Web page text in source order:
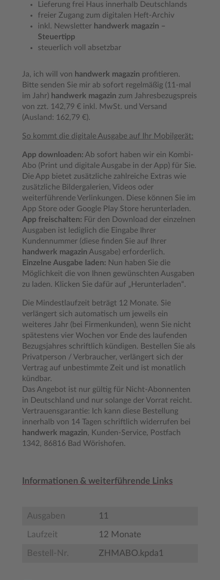
Lieferung frei Haus innerhalb Deutschlands
freier Zugang zum digitalen Heft-Archiv
inkl. Newsletter handwerk magazin –
Steuertipp
steuerlich voll absetzbar
Ja, ich will von handwerk magazin profitieren.
Bitte senden Sie mir ab sofort regelmäßig (11-mal
im Jahr) handwerk magazin zum Jahresbezugspreis
von zzt. 142,79 € inkl. MwSt. und Versand
(Ausland: 162,79 €).
So kommt die digitale Ausgabe auf Ihr Mobilgerät:
App downloaden: Ab sofort haben wir ein Kombi-
Abo (Print und digitale Ausgabe in der App) für Sie.
Die App bietet zusätzliche zahlreiche Extras wie
zusätzliche Bildergalerien, Videos oder
weiterführende Verlinkungen. Diese können Sie im
App Store oder Google Play Store herunterladen.
App freischalten: Für den Download der einzelnen
Ausgaben ist lediglich die Eingabe Ihrer
Kundennummer (diese finden Sie auf Ihrer
handwerk magazin Ausgabe) erforderlich.
Einzelne Ausgabe laden: Nun haben Sie die
Möglichkeit die von Ihnen gewünschten Ausgaben
zu laden. Klicken Sie dafür auf „Herunterladen“.
Die Mindestlaufzeit beträgt 12 Monate. Sie
verlängert sich automatisch um jeweils ein
weiteres Jahr (bei Firmenkunden), wenn Sie nicht
spätestens vier Wochen vor Ende des laufenden
Bezugsjahres schriftlich kündigen. Bestellen Sie als
Privatperson / Verbraucher, verlängert sich der
Vertrag auf unbestimmte Zeit und ist monatlich
kündbar.
Das Angebot ist nur gültig für Nicht-Abonnenten
in Deutschland und nur solange der Vorrat reicht.
Vertrauensgarantie: Ich kann diese Bestellung
innerhalb von 14 Tagen schriftlich widerrufen bei
handwerk magazin, Kunden-Service, Postfach
1342, 86816 Bad Wörishofen.
Informationen & weiterführende Links
Ausgaben 11
Laufzeit 12 Monate
Bestell-Nr. ZHMABO.kpda1